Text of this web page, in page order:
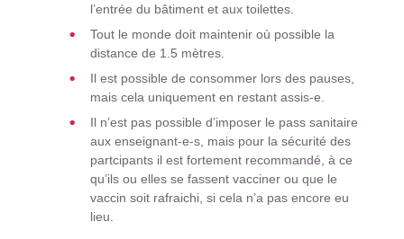
l’entrée du bâtiment et aux toilettes.
Tout le monde doit maintenir où possible la
distance de 1.5 mètres.
Il est possible de consommer lors des pauses,
mais cela uniquement en restant assis-e.
Il n’est pas possible d’imposer le pass sanitaire
aux enseignant-e-s, mais pour la sécurité des
partcipants il est fortement recommandé, à ce
qu’ils ou elles se fassent vacciner ou que le
vaccin soit rafraichi, si cela n’a pas encore eu
lieu.